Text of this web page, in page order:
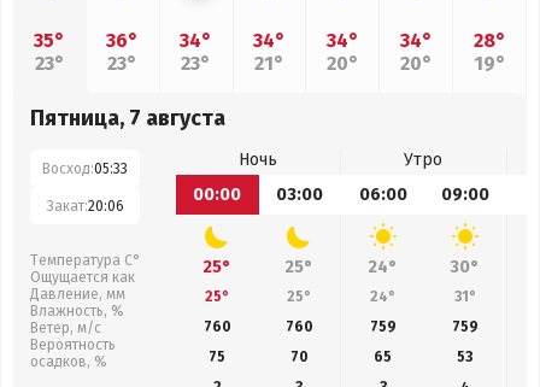
35°
23°
36°
23°
34°
23°
34°
21°
34°
20°
34°
20°
28°
19°
Пятница, 7 августа
Восход:05:33
Закат:20:06
Температура С°
Ощущается как
Давление, мм
Влажность, %
Ветер, м/с
Вероятность
осадков, %
Ночь
Утро
00:00
03:00 06:00 09:00
25° 25° 24° 30°
25° 25° 24° 31°
760
760 759 759
75
70 65 53